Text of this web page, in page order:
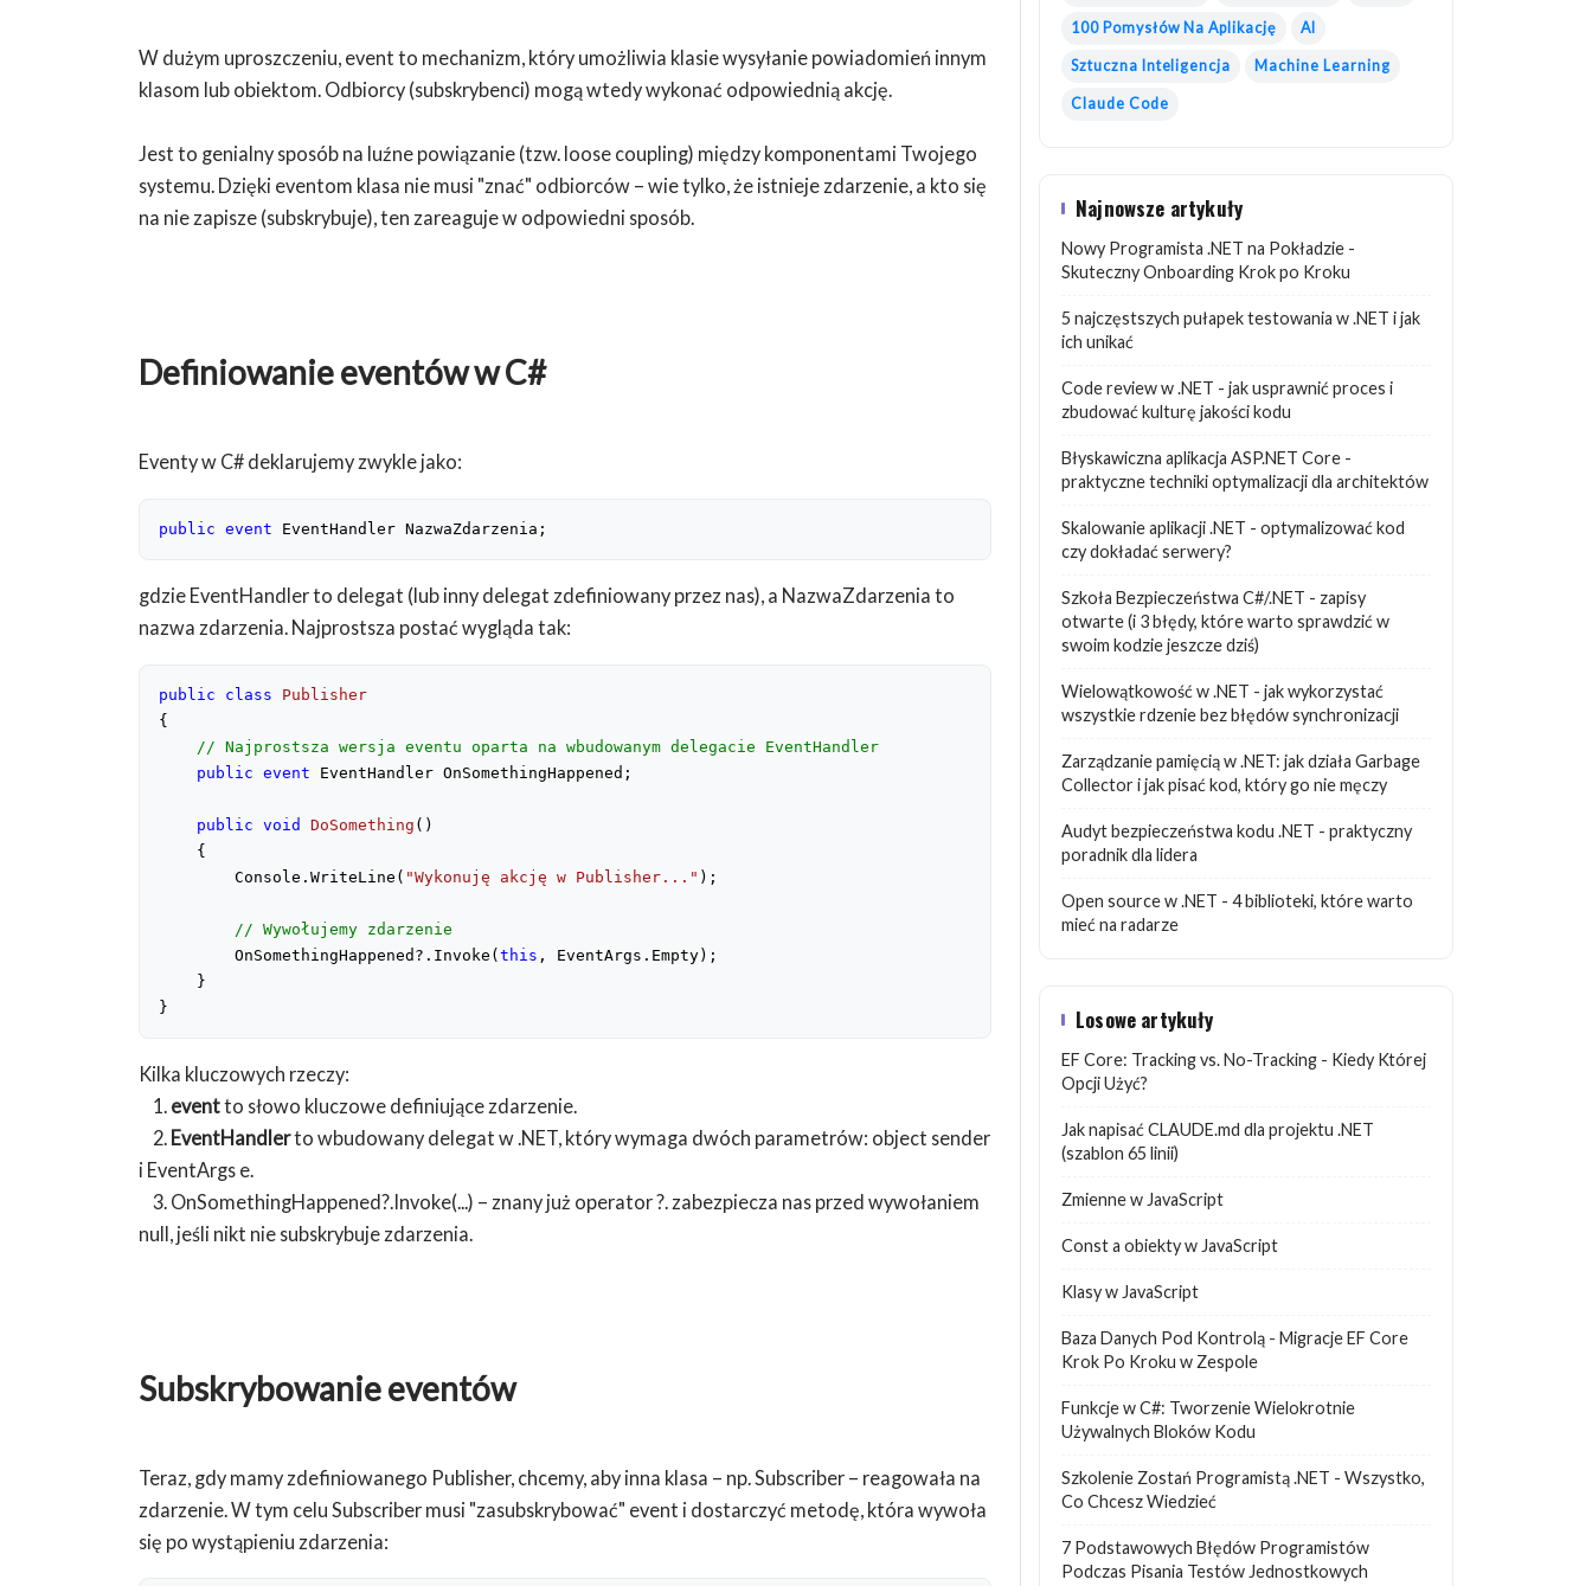
W dużym uproszczeniu, event to mechanizm, który umożliwia klasie wysyłanie powiadomień innym
klasom lub obiektom. Odbiorcy (subskrybenci) mogą wtedy wykonać odpowiednią akcję.
Jest to genialny sposób na luźne powiązanie (tzw. loose coupling) między komponentami Twojego
systemu. Dzięki eventom klasa nie musi "znać" odbiorców – wie tylko, że istnieje zdarzenie, a kto się
na nie zapisze (subskrybuje), ten zareaguje w odpowiedni sposób.
Definiowanie eventów w C#
Eventy w C# deklarujemy zwykle jako:
public event EventHandler NazwaZdarzenia;
gdzie EventHandler to delegat (lub inny delegat zdefiniowany przez nas), a NazwaZdarzenia to
nazwa zdarzenia. Najprostsza postać wygląda tak:
public class
Publisher
{
// Najprostsza wersja eventu oparta na wbudowanym delegacie EventHandler
public event EventHandler OnSomethingHappened;
public void DoSomething ( )
{
        Console.WriteLine(
"Wykonuję akcję w Publisher..." );
// Wywołujemy zdarzenie
        OnSomethingHappened?.Invoke(
this , EventArgs.Empty);
    }
}
Kilka kluczowych rzeczy:
1. eventto słowo kluczowe definiujące zdarzenie.
2. EventHandlerto wbudowany delegat w .NET, który wymaga dwóch parametrów: object sender
i EventArgs e.
3. OnSomethingHappened?.Invoke(...) – znany już operator ?. zabezpiecza nas przed wywołaniem
null, jeśli nikt nie subskrybuje zdarzenia.
Subskrybowanie eventów
Teraz, gdy mamy zdefiniowanego Publisher, chcemy, aby inna klasa – np. Subscriber – reagowała na
zdarzenie. W tym celu Subscriber musi "zasubskrybować" event i dostarczyć metodę, która wywoła
się po wystąpieniu zdarzenia:
100 Pomysłów Na Aplikację AI
Sztuczna Inteligencja Machine Learning
Claude Code
Najnowsze artykuły
Nowy Programista .NET na Pokładzie -
Skuteczny Onboarding Krok po Kroku
5 najczęstszych pułapek testowania w .NET i jak
ich unikać
Code review w .NET - jak usprawnić proces i
zbudować kulturę jakości kodu
Błyskawiczna aplikacja ASP.NET Core -
praktyczne techniki optymalizacji dla architektów
Skalowanie aplikacji .NET - optymalizować kod
czy dokładać serwery?
Szkoła Bezpieczeństwa C#/.NET - zapisy
otwarte (i 3 błędy, które warto sprawdzić w
swoim kodzie jeszcze dziś)
Wielowątkowość w .NET - jak wykorzystać
wszystkie rdzenie bez błędów synchronizacji
Zarządzanie pamięcią w .NET: jak działa Garbage
Collector i jak pisać kod, który go nie męczy
Audyt bezpieczeństwa kodu .NET - praktyczny
poradnik dla lidera
Open source w .NET - 4 biblioteki, które warto
mieć na radarze
Losowe artykuły
EF Core: Tracking vs. No-Tracking - Kiedy Której
Opcji Użyć?
Jak napisać CLAUDE.md dla projektu .NET
(szablon 65 linii)
Zmienne w JavaScript
Const a obiekty w JavaScript
Klasy w JavaScript
Baza Danych Pod Kontrolą - Migracje EF Core
Krok Po Kroku w Zespole
Funkcje w C#: Tworzenie Wielokrotnie
Używalnych Bloków Kodu
Szkolenie Zostań Programistą .NET - Wszystko,
Co Chcesz Wiedzieć
7 Podstawowych Błędów Programistów
Podczas Pisania Testów Jednostkowych